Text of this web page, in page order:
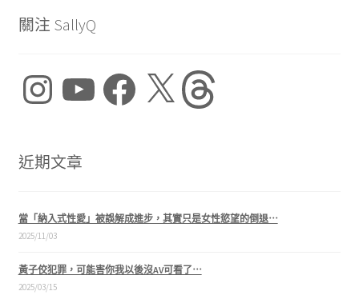
關注 SallyQ
InstagramYouTube Facebook Threads
近期文章
當「納入式性愛」被誤解成進步，其實只是女性慾望的倒退⋯
2025/11/03
黃子佼犯罪，可能害你我以後沒AV可看了⋯
2025/03/15